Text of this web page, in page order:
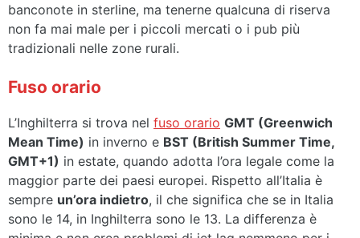
banconote in sterline, ma tenerne qualcuna di riserva
non fa mai male per i piccoli mercati o i pub più
tradizionali nelle zone rurali.
Fuso orario
L’Inghilterra si trova nel fuso orario GMT (Greenwich
Mean Time) in inverno e BST (British Summer Time,
GMT+1) in estate, quando adotta l’ora legale come la
maggior parte dei paesi europei. Rispetto all’Italia è
sempre un’ora indietro, il che significa che se in Italia
sono le 14, in Inghilterra sono le 13. La differenza è